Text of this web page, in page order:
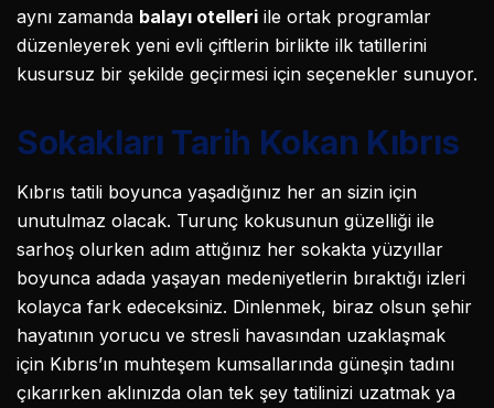
aynı zamanda balayı otelleri ile ortak programlar
düzenleyerek yeni evli çiftlerin birlikte ilk tatillerini
kusursuz bir şekilde geçirmesi için seçenekler sunuyor.
Sokakları Tarih Kokan Kıbrıs
Kıbrıs tatili boyunca yaşadığınız her an sizin için
unutulmaz olacak. Turunç kokusunun güzelliği ile
sarhoş olurken adım attığınız her sokakta yüzyıllar
boyunca adada yaşayan medeniyetlerin bıraktığı izleri
kolayca fark edeceksiniz. Dinlenmek, biraz olsun şehir
hayatının yorucu ve stresli havasından uzaklaşmak
için Kıbrıs’ın muhteşem kumsallarında güneşin tadını
çıkarırken aklınızda olan tek şey tatilinizi uzatmak ya